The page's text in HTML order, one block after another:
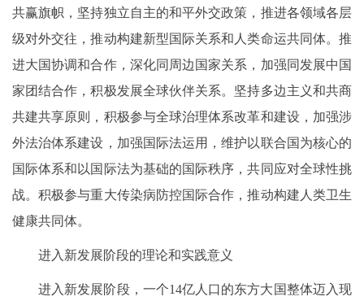
共赢旗帜，坚持独立自主的和平外交政策，推进各领域各层
级对外交往，推动构建新型国际关系和人类命运共同体。推
进大国协调和合作，深化同周边国家关系，加强同发展中国
家团结合作，积极发展全球伙伴关系。坚持多边主义和共商
共建共享原则，积极参与全球治理体系改革和建设，加强涉
外法治体系建设，加强国际法运用，维护以联合国为核心的
国际体系和以国际法为基础的国际秩序，共同应对全球性挑
战。积极参与重大传染病防控国际合作，推动构建人类卫生
健康共同体。
进入新发展阶段的理论和实践意义
进入新发展阶段，一个14亿人口的东方大国整体迈入现